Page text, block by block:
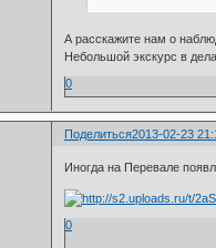
А расскажите нам о
Небольшой экскурс в
0
Поделиться2013-02-23
Иногда на Перевале
0